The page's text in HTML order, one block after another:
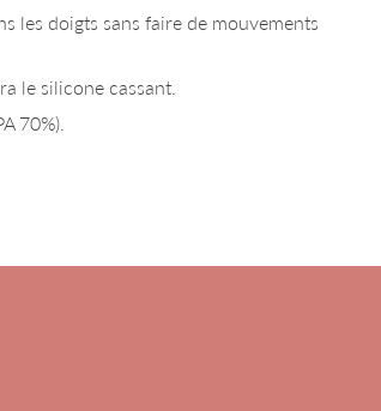
les doigts sans faire de mouvements
le silicone cassant.
70%).